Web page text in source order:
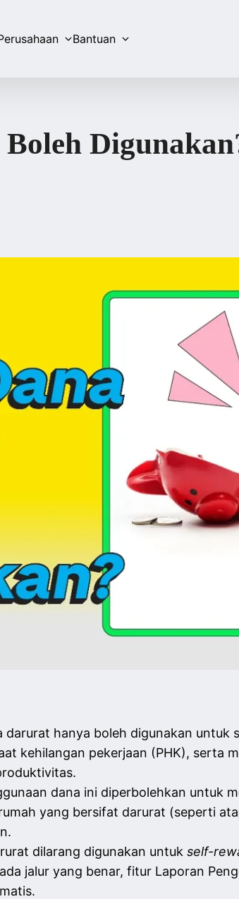
Bantuan
darurat hanya boleh digunakan untuk
kehilangan pekerjaan (PHK), serta
dana ini diperbolehkan untuk
yang bersifat darurat (seperti
dilarang digunakan untuk self-
jalur yang benar, fitur Laporan